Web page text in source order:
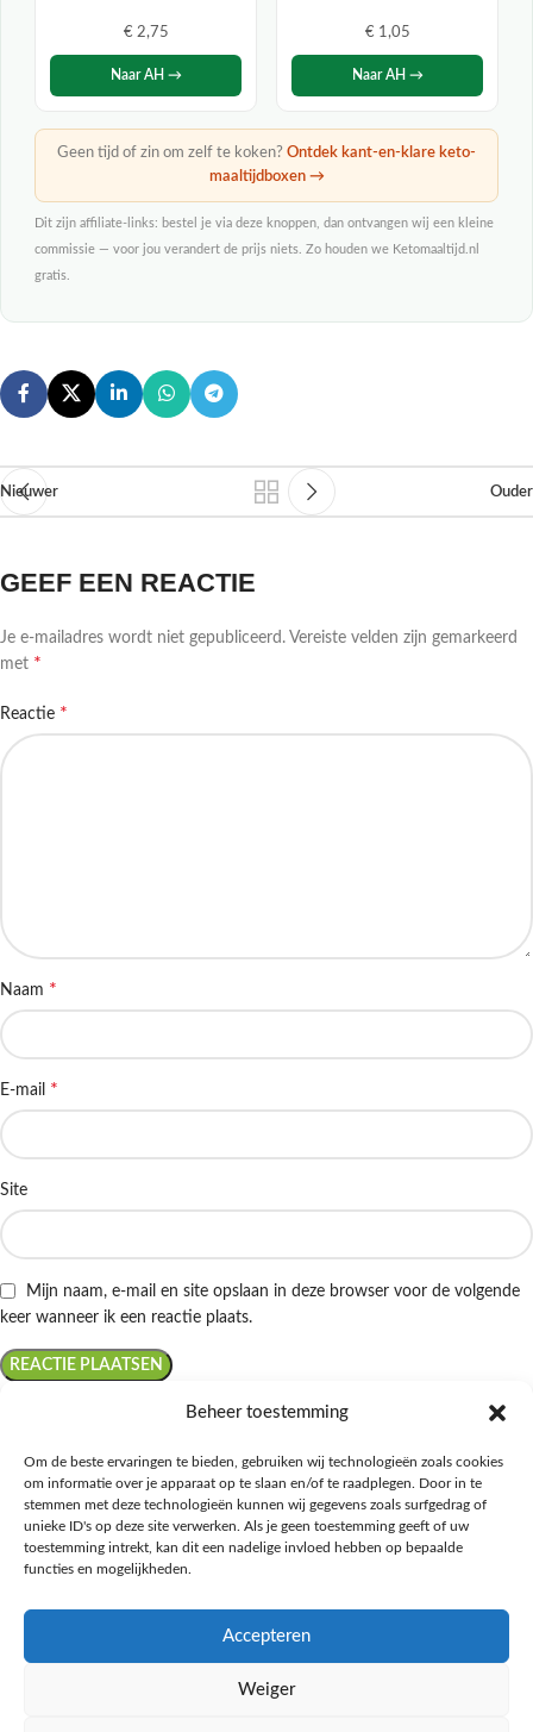
Beheer toestemming
Om de beste ervaringen te bieden, gebruiken wij technologieën zoals cookies
om informatie over je apparaat op te slaan en/of te raadplegen. Door in te
stemmen met deze technologieën kunnen wij gegevens zoals surfgedrag of
unieke ID's op deze site verwerken. Als je geen toestemming geeft of uw
toestemming intrekt, kan dit een nadelige invloed hebben op bepaalde
functies en mogelijkheden.
Accepteren
Weiger
€ 2,75
Naar AH →
€ 1,05
Naar AH →
Geen tijd of zin om zelf te koken? Ontdek kant-en-klare keto-
maaltijdboxen →
Dit zijn affiliate-links: bestel je via deze knoppen, dan ontvangen wij een kleine
commissie — voor jou verandert de prijs niets. Zo houden we Ketomaaltijd.nl
gratis.
Nieuwer Ouder
GEEF EEN REACTIE
Je e-mailadres wordt niet gepubliceerd. Vereiste velden zijn gemarkeerd
met *
Reactie *
Naam *
E-mail *
Site
Mijn naam, e-mail en site opslaan in deze browser voor de volgende
keer wanneer ik een reactie plaats.
Ontdek de beste keto-vriendelijke keuzes van Albert Heijn, verrijk je
kennis met onze diepgaande blogs over het keto-dieet, en deel jouw
favoriete keto recepten in onze bruisende online gemeenschap!